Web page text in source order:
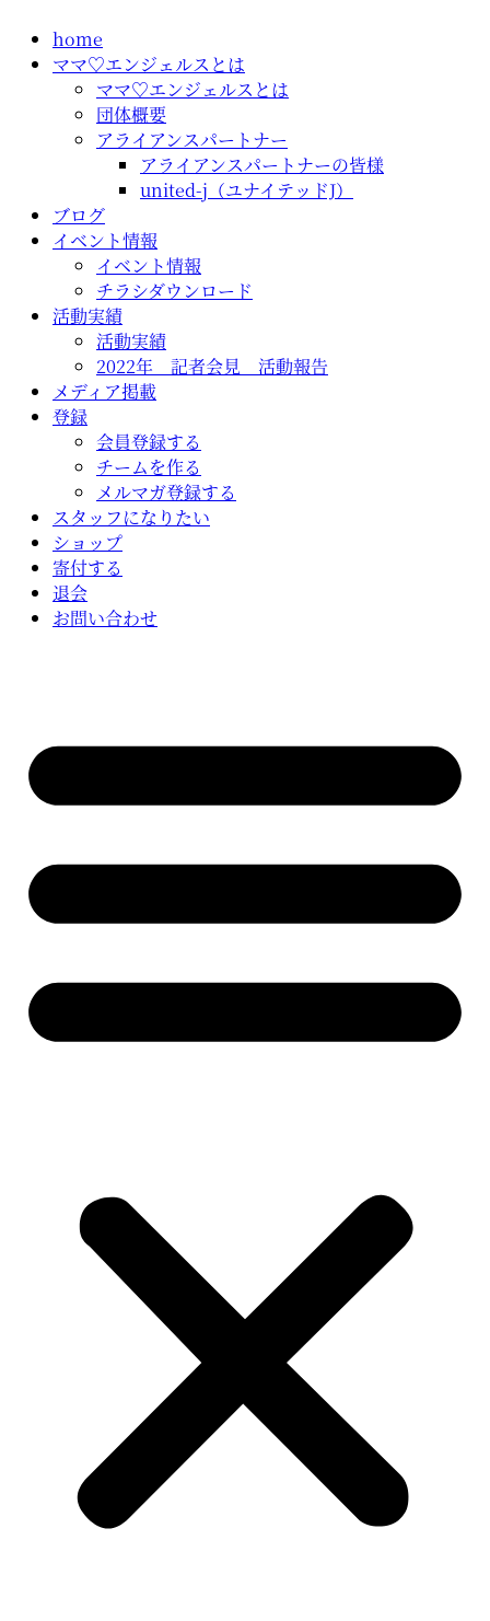
home
ママ♡エンジェルスとは
ママ♡エンジェルスとは
団体概要
アライアンスパートナー
アライアンスパートナーの皆様
united-j（ユナイテッドJ）
ブログ
イベント情報
イベント情報
チラシダウンロード
活動実績
活動実績
2022年 記者会見 活動報告
メディア掲載
登録
会員登録する
チームを作る
メルマガ登録する
スタッフになりたい
ショップ
寄付する
退会
お問い合わせ